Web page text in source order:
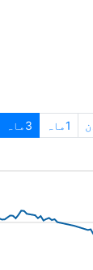
1ماہ 3ماہ